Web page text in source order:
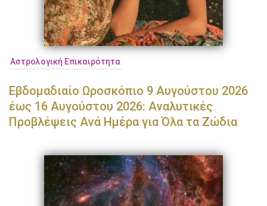
Αστρολογική Επικαιρότητα
Εβδομαδιαίο Ωροσκόπιο 9 Αυγούστου 2026
έως 16 Αυγούστου 2026: Αναλυτικές
Προβλέψεις Ανά Ημέρα για Όλα τα Ζώδια